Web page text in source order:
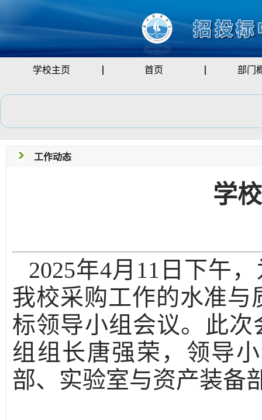
学校主页 首页 部门
工作动态
学
2025年4月 11 日 下午
我校采购工作的水准与
标领导小组会议。此次
组组长唐强荣，领导
部、实验室与资产装备